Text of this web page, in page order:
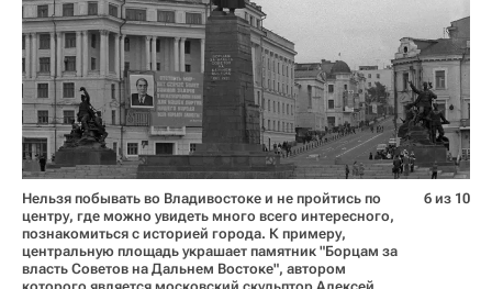
Нельзя побывать во Владивостоке и не пройтись по
центру, где можно увидеть много всего интересного,
познакомиться с историей города. К примеру,
центральную площадь украшает памятник "Борцам за
власть Советов на Дальнем Востоке", автором
6 из 10